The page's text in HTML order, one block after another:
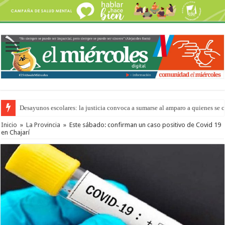
Desayunos escolares: la justicia convoca a sumarse al amparo a quienes se
Inicio » La Provincia » Este sábado: confirman un caso positivo de Covid 19
en Chajarí